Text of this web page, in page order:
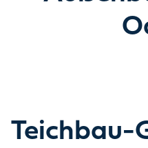
Teichbau-